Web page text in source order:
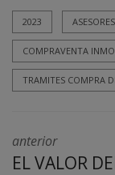
2023
COMPRAVENTA
TRAMITES COMPRA
anterior
EL VALOR